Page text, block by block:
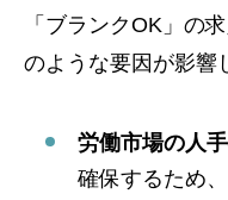
「ブランクOK」の
のような要因が影響
労働市場の人
確保するため